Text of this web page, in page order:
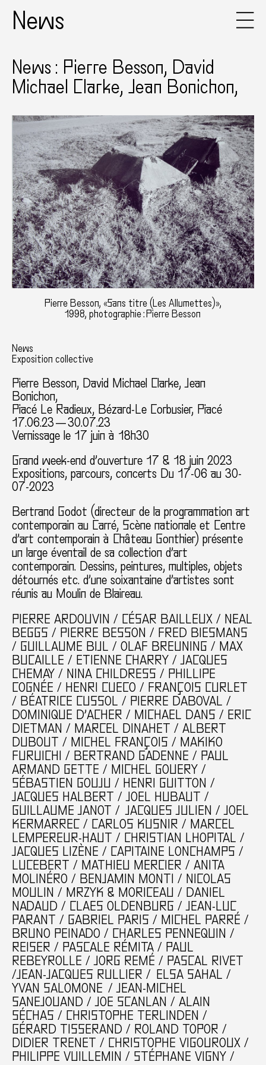
News
News : Pierre Besson, David
Michael Clarke, Jean Bonichon,
Pierre Besson, «Sans titre (Les Allumettes)»,
1998, photographie : Pierre Besson
News
Exposition collective
Pierre Besson, David Michael Clarke,Jean
Bonichon,
Piacé Le Radieux, Bézard-Le Corbusier, Piacé
17.06.23 — 30.07.23
Vernissage le 17 juin à 18h30
Grand week-end d’ouverture 17 & 18 juin 2023
Expositions, parcours, concerts Du 17-06 au 30-
07-2023
Bertrand Godot (directeur de la programmation art
contemporain au Carré, Scène nationale et Centre
d’art contemporain à Château Gonthier) présente
un large éventail de sa collection d’art
contemporain. Dessins, peintures, multiples, objets
détournés etc. d’une soixantaine d’artistes sont
réunis au Moulin de Blaireau.
PIERRE ARDOUVIN / CÉSAR BAILLEUX / NEAL
BEGGS / PIERRE BESSON / FRED BIESMANS
/ GUILLAUME BIJL / OLAF BREUNING / MAX
BUCAILLE / ETIENNE CHARRY / JACQUES
CHEMAY / NINA CHILDRESS / PHILLIPE
COGNÉE / HENRI CUECO / FRANÇOIS CURLET
/ BÉATRICE CUSSOL / PIERRE DABOVAL /
DOMINIQUE D’ACHER / MICHAEL DANS / ERIC
DIETMAN / MARCEL DINAHET / ALBERT
DUBOUT / MICHEL FRANÇOIS / MAKIKO
FURUICHI / BERTRAND GADENNE / PAUL
ARMAND GETTE / MICHEL GOUERY /
SÉBASTIEN GOUJU / HENRI GUITTON /
JACQUES HALBERT / JOEL HUBAUT /
GUILLAUME JANOT / JACQUES JULIEN / JOEL
KERMARREC / CARLOS KUSNIR / MARCEL
LEMPEREUR-HAUT / CHRISTIAN LHOPITAL /
JACQUES LIZÈNE / CAPITAINE LONCHAMPS /
LUCEBERT / MATHIEU MERCIER / ANITA
MOLINÉRO / BENJAMIN MONTI / NICOLAS
MOULIN / MRZYK & MORICEAU / DANIEL
NADAUD / CLAES OLDENBURG / JEAN-LUC
PARANT / GABRIEL PARIS / MICHEL PARRÉ /
BRUNO PEINADO / CHARLES PENNEQUIN /
REISER / PASCALE RÉMITA / PAUL
REBEYROLLE / JORG REMÉ / PASCAL RIVET
/JEAN-JACQUES RULLIER / ELSA SAHAL /
YVAN SALOMONE / JEAN-MICHEL
SANEJOUAND / JOE SCANLAN / ALAIN
SÉCHAS / CHRISTOPHE TERLINDEN /
GÉRARD TISSERAND / ROLAND TOPOR /
DIDIER TRENET / CHRISTOPHE VIGOUROUX /
PHILIPPE VUILLEMIN / STÉPHANE VIGNY /